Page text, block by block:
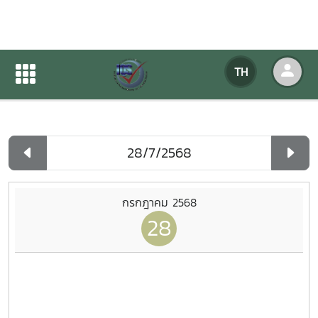
TH
ปฏิทินกิจกรรมของหน่วยงาน
ปฏิทินกิจกรรมของหน่วยงาน
กรกฎาคม 2568
28